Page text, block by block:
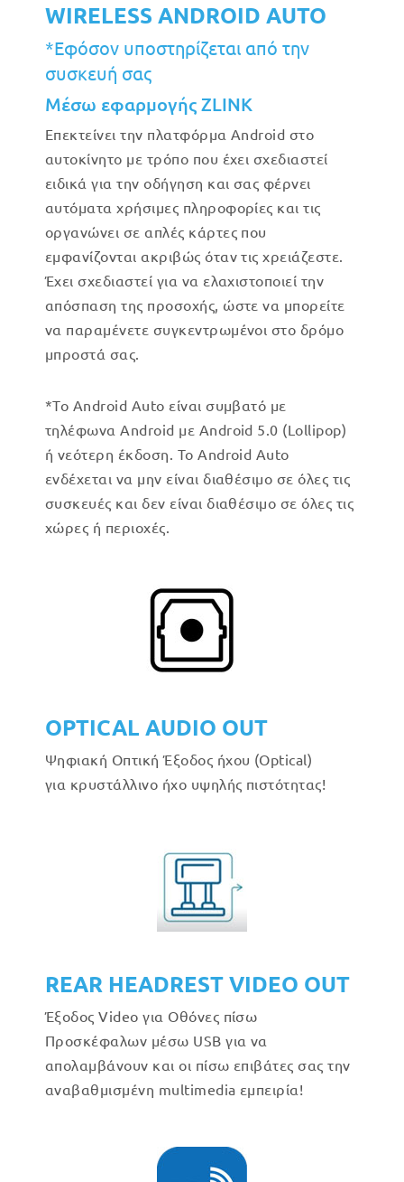
WIRELESS ANDROID AUTO
*Εφόσον υποστηρίζεται από την
συσκευή σας
Μέσω εφαρμογής ZLINK
Επεκτείνει την πλατφόρμα Android στο
αυτοκίνητο με τρόπο που έχει σχεδιαστεί
ειδικά για την οδήγηση και σας φέρνει
αυτόματα χρήσιμες πληροφορίες και τις
οργανώνει σε απλές κάρτες που
εμφανίζονται ακριβώς όταν τις χρειάζεστε.
Έχει σχεδιαστεί για να ελαχιστοποιεί την
απόσπαση της προσοχής, ώστε να μπορείτε
να παραμένετε συγκεντρωμένοι στο δρόμο
μπροστά σας.
*Το Android Auto είναι συμβατό με
τηλέφωνα Android με Android 5.0 (Lollipop)
ή νεότερη έκδοση. Το Android Auto
ενδέχεται να μην είναι διαθέσιμο σε όλες τις
συσκευές και δεν είναι διαθέσιμο σε όλες τις
χώρες ή περιοχές.
OPTICAL AUDIO OUT
Ψηφιακή Οπτική Έξοδος ήχου (Optical)
για κρυστάλλινο ήχο υψηλής πιστότητας!
REAR HEADREST VIDEO OUT
Έξοδος Video για Οθόνες πίσω
Προσκέφαλων μέσω USB για να
απολαμβάνουν και οι πίσω επιβάτες σας την
αναβαθμισμένη multimedia εμπειρία!